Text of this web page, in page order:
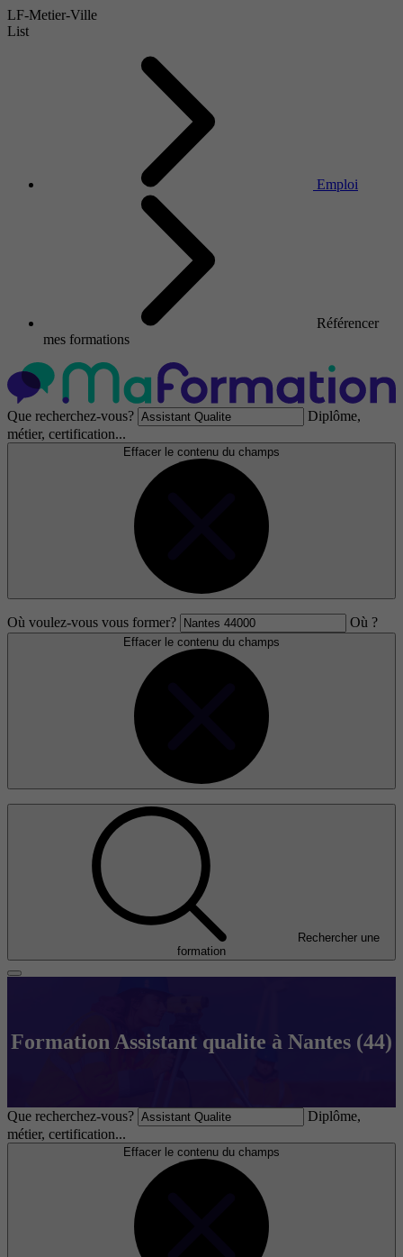
LF-Metier-Ville
List
Emploi
Référencer
mes formations
Que recherchez-vous?
Diplôme,
métier, certification...
Effacer le contenu du champs
Où voulez-vous vous former? Où ?
Effacer le contenu du champs
Rechercher une
formation
Formation Assistant qualite à Nantes (44)
Que recherchez-vous?
Diplôme,
métier, certification...
Effacer le contenu du champs